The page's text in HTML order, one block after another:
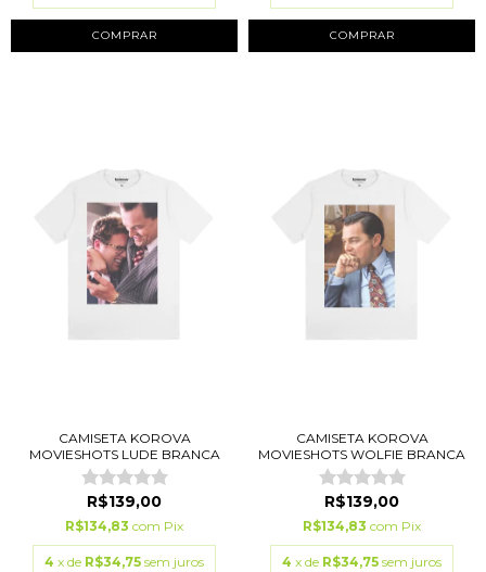
COMPRAR COMPRAR
CAMISETA KOROVA
MOVIESHOTS LUDE BRANCA
R$139,00
R$134,83 com Pix
4 x de R$34,75 sem juros
CAMISETA KOROVA
MOVIESHOTS WOLFIE BRANCA
R$139,00
R$134,83 com Pix
4 x de R$34,75 sem juros